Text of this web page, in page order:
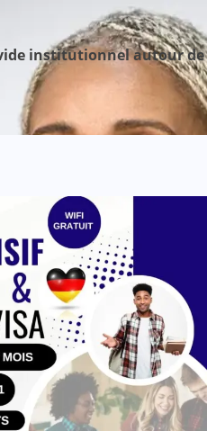
vide institutionnel autour de